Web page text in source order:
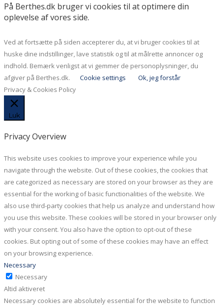
På Berthes.dk bruger vi cookies til at optimere din
oplevelse af vores side.
Ved at fortsætte på siden accepterer du, at vi bruger cookies til at
huske dine indstillinger, lave statistik og til at målrette annoncer og
indhold. Bemærk venligst at vi gemmer de personoplysninger, du
afgiver på Berthes.dk.
Cookie settings
Ok, jeg forstår
Privacy & Cookies Policy
Luk
Privacy Overview
This website uses cookies to improve your experience while you
navigate through the website. Out of these cookies, the cookies that
are categorized as necessary are stored on your browser as they are
essential for the working of basic functionalities of the website. We
also use third-party cookies that help us analyze and understand how
you use this website. These cookies will be stored in your browser only
with your consent. You also have the option to opt-out of these
cookies. But opting out of some of these cookies may have an effect
on your browsing experience.
Necessary
Necessary
Altid aktiveret
Necessary cookies are absolutely essential for the website to function